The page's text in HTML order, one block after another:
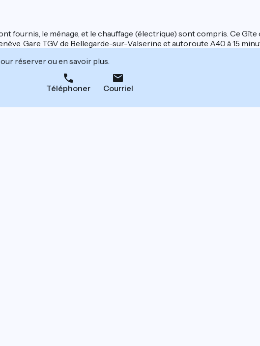
fournis, le ménage, et le chauffage (électrique) sont compris. Ce
Gare TGV de Bellegarde-sur-Valserine et autoroute A40 à 15
réserver ou en savoir plus.
Téléphoner Courriel